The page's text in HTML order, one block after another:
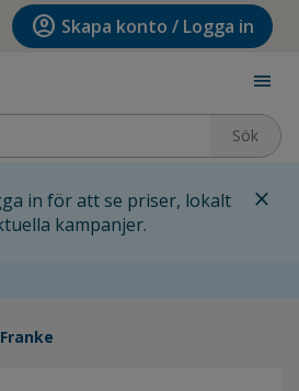
account_circle Skapa konto / Logga in
menu
Sök
in för att se priser, lokalt
kampanjer.
close